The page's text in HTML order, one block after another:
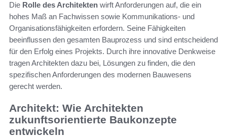
Die Rolle des Architekten wirft Anforderungen auf, die ein
hohes Maß an Fachwissen sowie Kommunikations- und
Organisationsfähigkeiten erfordern. Seine Fähigkeiten
beeinflussen den gesamten Bauprozess und sind entscheidend
für den Erfolg eines Projekts. Durch ihre innovative Denkweise
tragen Architekten dazu bei, Lösungen zu finden, die den
spezifischen Anforderungen des modernen Bauwesens
gerecht werden.
Architekt: Wie Architekten
zukunftsorientierte Baukonzepte
entwickeln